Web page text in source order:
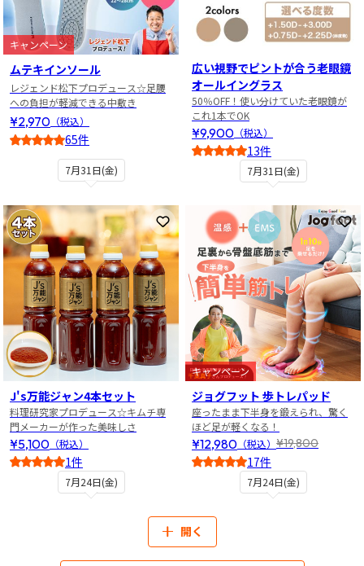
7月31日(金)
キャンペーン
ムテキインソール
レジェンド松下プロデュース☆足腰
への負担が軽減できる中敷き
¥2,970 （税込）
65件
7月31日(金)
広い視野でピントが合う老眼鏡
オールイングラス
50％OFF！使い分けていた老眼鏡が
これ1本でOK
¥9,900 （税込）
13件
7月24日(金)
お気に入りに登録
J's万能ジャン4本セット
料理研究家プロデュース☆キムチ専
門メーカーが作った美味しさ
¥5,100 （税込）
1件
7月24日(金)
お
キャンペーン
ジョグフット 歩トレパッド
座ったまま下半身を鍛えられ、驚く
ほど足が軽くなる！
¥12,980 （税込） ¥19,800
17件
開く